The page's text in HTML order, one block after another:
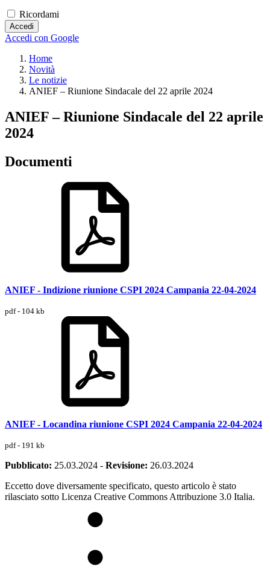
Ricordami
Accedi
Accedi con Google
Home
Novità
Le notizie
ANIEF – Riunione Sindacale del 22 aprile 2024
ANIEF – Riunione Sindacale del 22 aprile
2024
Documenti
ANIEF - Indizione riunione CSPI 2024 Campania 22-04-2024
pdf - 104 kb
ANIEF - Locandina riunione CSPI 2024 Campania 22-04-2024
pdf - 191 kb
Pubblicato: 25.03.2024 - Revisione: 26.03.2024
Eccetto dove diversamente specificato, questo articolo è stato
rilasciato sotto Licenza Creative Commons Attribuzione 3.0 Italia.